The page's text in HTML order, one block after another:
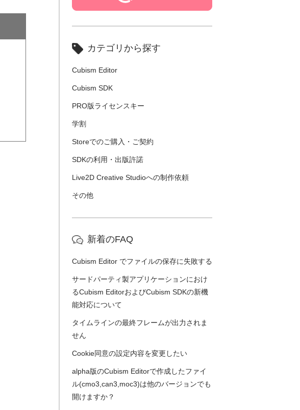
カテゴリから探す
Cubism Editor
Cubism SDK
PRO版ライセンスキー
学割
Storeでのご購入・ご契約
SDKの利用・出版許諾
Live2D Creative Studioへの制作依頼
その他
新着のFAQ
Cubism Editor でファイルの保存に失敗する
サードパーティ製アプリケーションにおけ
るCubism EditorおよびCubism SDKの新機
能対応について
タイムラインの最終フレームが出力されま
せん
Cookie同意の設定内容を変更したい
alpha版のCubism Editorで作成したファイ
ル(cmo3,can3,moc3)は他のバージョンでも
開けますか？